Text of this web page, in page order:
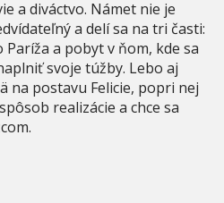
a diváctvo. Námet nie je
a delí sa na tri časti:
a pobyt v ňom, kde sa
svoje túžby. Lebo aj
na postavu Felicie, popri nej
realizácie a chce sa